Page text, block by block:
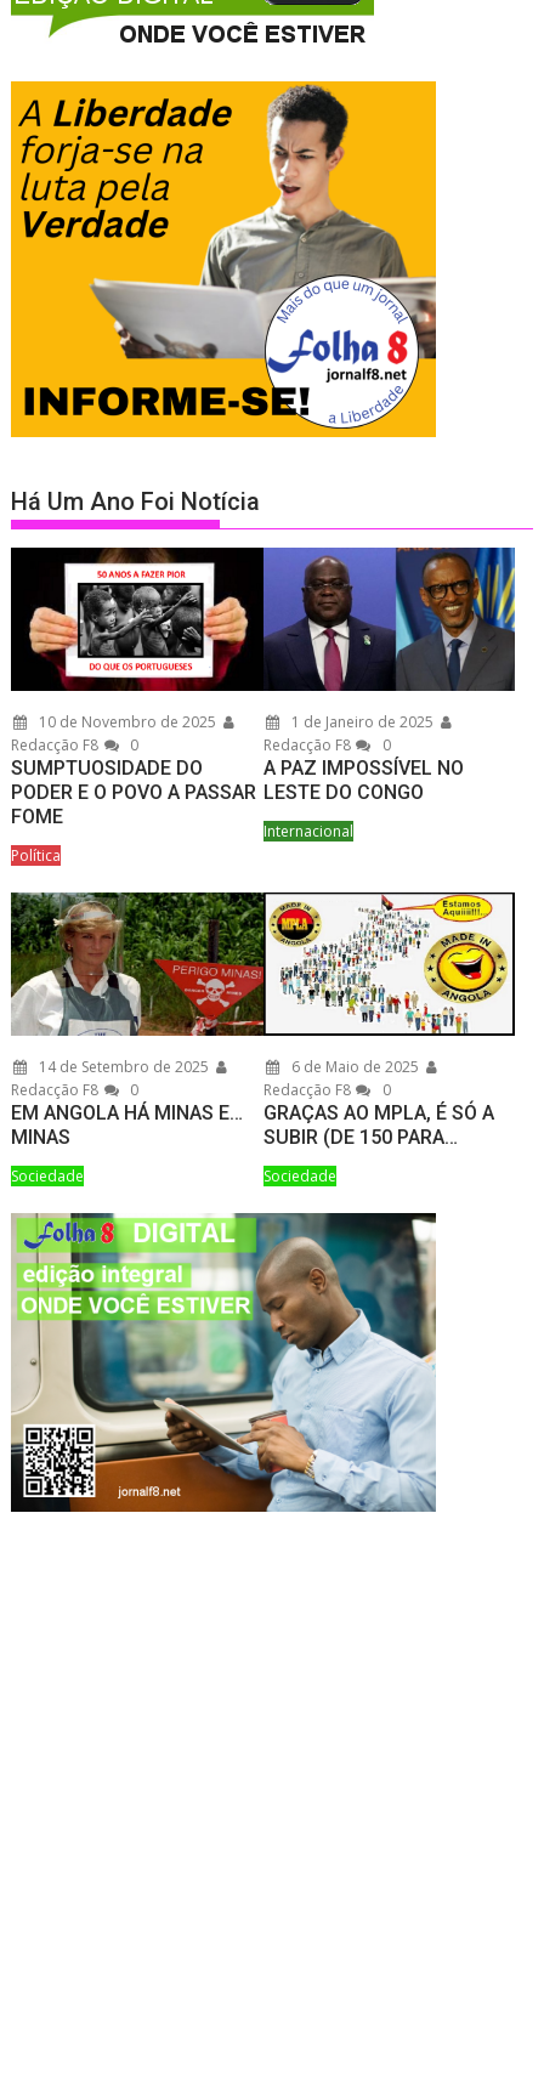
Há Um Ano Foi Notícia
10 de Novembro de 2025
Redacção F8
0
SUMPTUOSIDADE DO
PODER E O POVO A PASSAR
FOME
Política
1 de Janeiro de 2025
Redacção F8
0
A PAZ IMPOSSÍVEL NO
LESTE DO CONGO
Internacional
14 de Setembro de 2025
Redacção F8
0
EM ANGOLA HÁ MINAS E…
MINAS
Sociedade
6 de Maio de 2025
Redacção F8
0
GRAÇAS AO MPLA, É SÓ A
SUBIR (DE 150 PARA…
Sociedade